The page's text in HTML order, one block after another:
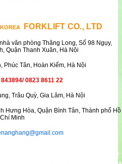
FORKLIFT CO., LTD
văn phòng Thăng Long, Số 98 Ngụy,
Quận Thanh Xuân, Hà Nội
Phúc Tân, Hoàn Kiếm, Hà Nội
0823 8611 22
Trâu Quỳ, Gia Lâm, Hà Nội
Hưng Hòa, Quận Bình Tân, Thành phố Hồ
Chí Minh